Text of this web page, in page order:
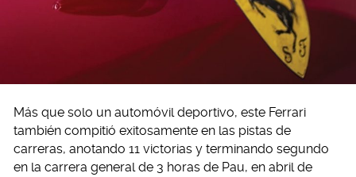
Más que solo un automóvil deportivo, este Ferrari
también compitió exitosamente en las pistas de
carreras, anotando 11 victorias y terminando segundo
en la carrera general de 3 horas de Pau, en abril de